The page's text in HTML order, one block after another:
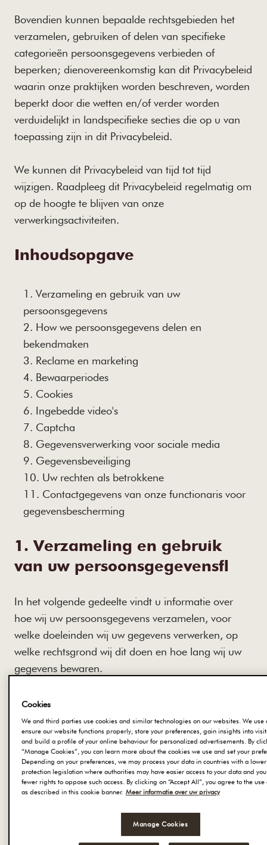
Bovendien kunnen bepaalde rechtsgebieden het
verzamelen, gebruiken of delen van specifieke
categorieën persoonsgegevens verbieden of
beperken; dienovereenkomstig kan dit Privacybeleid
waarin onze praktijken worden beschreven, worden
beperkt door die wetten en/of verder worden
verduidelijkt in landspecifieke secties die op u van
toepassing zijn in dit Privacybeleid.
We kunnen dit Privacybeleid van tijd tot tijd
wijzigen. Raadpleeg dit Privacybeleid regelmatig om
op de hoogte te blijven van onze
verwerkingsactiviteiten.
Inhoudsopgave
Verzameling en gebruik van uw
persoonsgegevens
How we persoonsgegevens delen en
bekendmaken
Reclame en marketing
Bewaarperiodes
Cookies
Ingebedde video's
Captcha
Gegevensverwerking voor sociale media
Gegevensbeveiliging
Uw rechten als betrokkene
Contactgegevens van onze functionaris voor
gegevensbescherming
1. Verzameling en gebruik
van uw persoonsgegevens
In het volgende gedeelte vindt u informatie over
hoe wij uw persoonsgegevens verzamelen, voor
welke doeleinden wij uw gegevens verwerken, op
welke rechtsgrond wij dit doen en hoe lang wij uw
gegevens bewaren.
Een wettelijke basis voor het verwerken van uw
gegevens ontstaat wanneer een of meer van de
volgende voorwaarden van toepassing zijn:
Toestemming: U hebt ons uw toestemming
gegeven voor het gebruik van uw informatie die u
Contract: U heeft/of staat op het punt een
overeenkomst met ons aan te gaan en uw
Cookies
We and third parties use cookies and similar technologies on our websites. We use
ensure our website functions properly, store your preferences, gain insights into
and build a profile of your online behaviour for personalized advertisements. By
“Manage Cookies”, you can learn more about the cookies we use and set your
Depending on your preferences, we may process your data in countries with a
protection legislation where authorities may have easier access to your data and
fewer rights to oppose such access. By clicking on “Accept All”, you agree to the
as described in this cookie banner. Meer informatie over uw privacy
Manage Cookies